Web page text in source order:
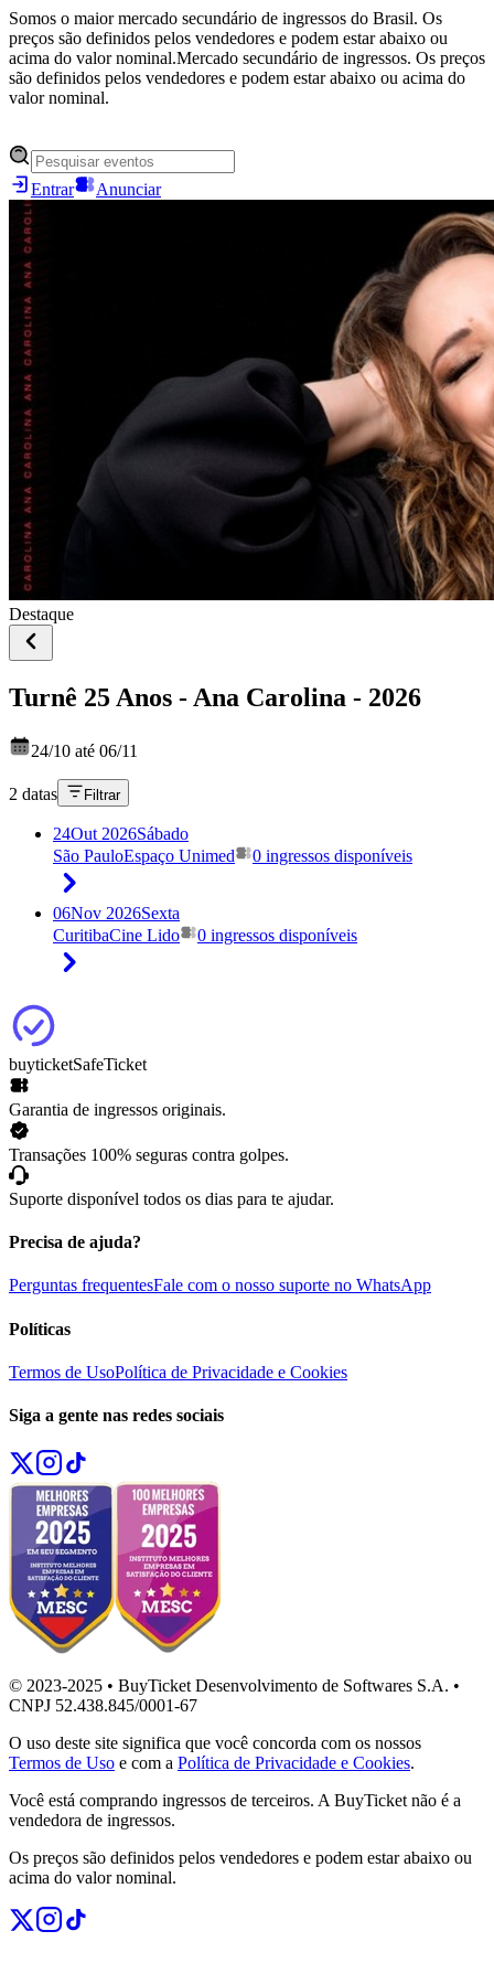
Somos o maior mercado secundário de ingressos do Brasil. Os
preços são definidos pelos vendedores e podem estar abaixo ou
acima do valor nominal.Mercado secundário de ingressos. Os preços
são definidos pelos vendedores e podem estar abaixo ou acima do
valor nominal.
Entrar Anunciar
Destaque
Turnê 25 Anos - Ana Carolina - 2026
24/10 até 06/11
2 datas Filtrar
24Out 2026Sábado
São PauloEspaço Unimed 0 ingressos disponíveis
06Nov 2026Sexta
CuritibaCine Lido 0 ingressos disponíveis
buyticketSafeTicket
Garantia de ingressos originais.
Transações 100% seguras contra golpes.
Suporte disponível todos os dias para te ajudar.
Precisa de ajuda?
Perguntas frequentesFale com o nosso suporte no WhatsApp
Políticas
Termos de UsoPolítica de Privacidade e Cookies
Siga a gente nas redes sociais
© 2023-2025 • BuyTicket Desenvolvimento de Softwares S.A. •
CNPJ 52.438.845/0001-67
O uso deste site significa que você concorda com os nossos
Termos de Uso e com a Política de Privacidade e Cookies.
Você está comprando ingressos de terceiros. A BuyTicket não é a
vendedora de ingressos.
Os preços são definidos pelos vendedores e podem estar abaixo ou
acima do valor nominal.